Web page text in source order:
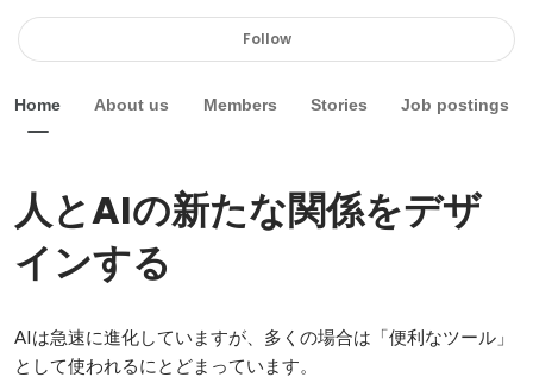
Follow
Home About us Members Stories Job postings
人とAIの新たな関係をデザ
インする
AIは急速に進化していますが、多くの場合は「便利なツール」
として使われるにとどまっています。